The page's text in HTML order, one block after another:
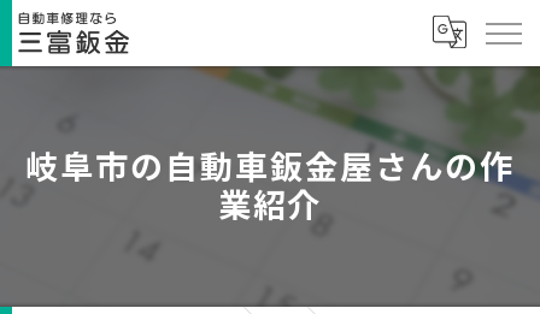
岐阜市の自動車鈑金屋さんの作
業紹介